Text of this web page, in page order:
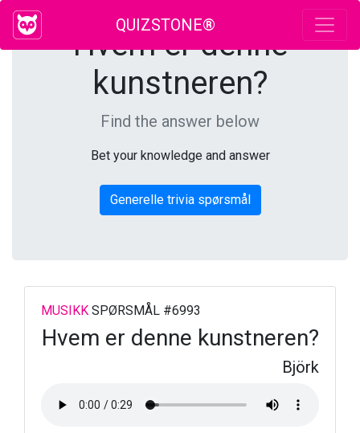
QUIZSTONE®
Hvem er denne
kunstneren?
Find the answer below
Bet your knowledge and answer
Generelle trivia spørsmål
MUSIKK SPØRSMÅL #6993
Hvem er denne kunstneren?
Björk